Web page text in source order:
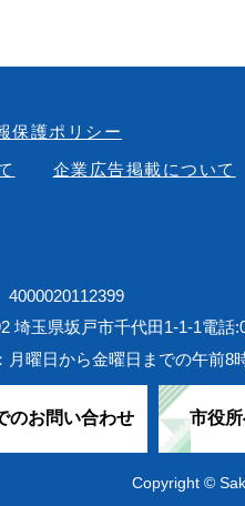
保護ポリシー
企業広告掲載について
埼玉県坂戸市千代田1-1-1電話
月曜日から金曜日までの午前8
のお問い合わせ 市役
Copyright ©